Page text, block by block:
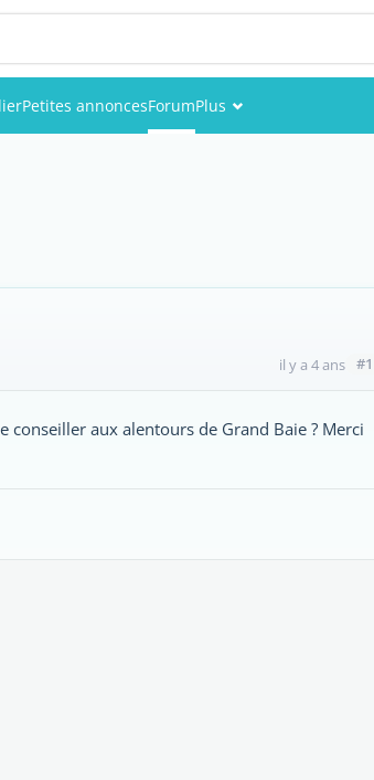
Petites annoncesForumPlus
il y a 4 ans #1
aux alentours de Grand Baie ? Merci